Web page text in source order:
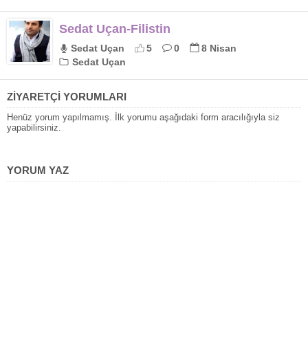
Sedat Uçan-Filistin
Sedat Uçan 5 0
8 Nisan
Sedat Uçan
ZİYARETÇİ YORUMLARI
Henüz yorum yapılmamış. İlk yorumu aşağıdaki form aracılığıyla siz
yapabilirsiniz.
YORUM YAZ